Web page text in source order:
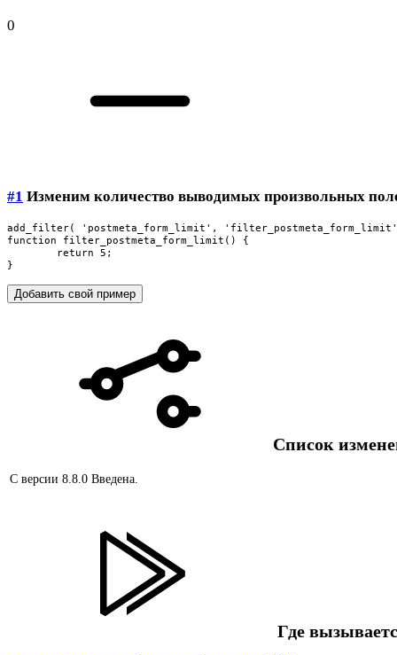
0
#1 Изменим количество выводимых произвольных
add_filter( 'postmeta_form_limit',
function filter_postmeta_form_limit() {
}
Добавить свой пример
Список
С версии 8.8.0 Введена.
Где